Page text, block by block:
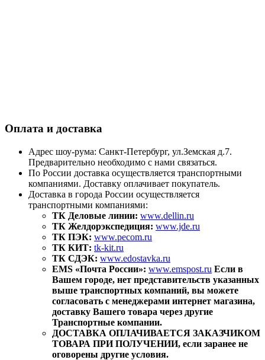
Оплата и доставка
Адрес шоу-рума: Санкт-Петербург, ул.Земская д.7.
Предварительно необходимо с нами связаться.
По России доставка осуществляется транспортными
компаниями. Доставку оплачивает покупатель.
Доставка в города России осуществляется
транспортными компаниями:
ТК Деловые линии: www.dellin.ru
ТК Желдорэкспедиция: www.jde.ru
ТК ПЭК: www.pecom.ru
ТК КИТ: tk-kit.ru
ТК СДЭК: www.edostavka.ru
EMS «Почта России»: www.emspost.ru Если в
Вашем городе, нет представительств указанных
выше транспортных компаний, вы можете
согласовать с менеджерами интернет магазина,
доставку Вашего товара через другие
Транспортные компании.
ДОСТАВКА ОПЛАЧИВАЕТСЯ ЗАКАЗЧИКОМ
ТОВАРА ПРИ ПОЛУЧЕНИИ, если заранее не
оговорены другие условия.